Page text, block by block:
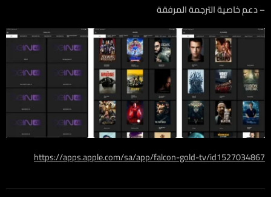
– دعم خاصية الترجمة المرفقة
https://apps.apple.com/sa/app/falcon-gold-tv/id1527034867